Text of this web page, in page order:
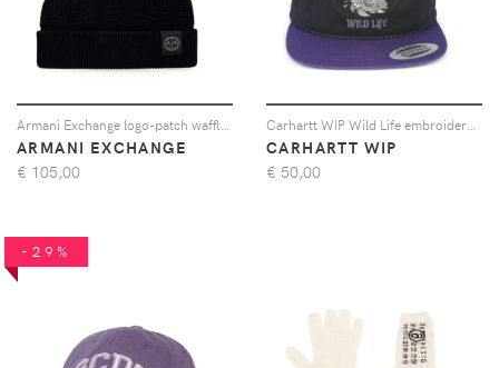
ARMANI EXCHANGE
€ 105,00
CARHARTT WIP
€ 50,00
-29%